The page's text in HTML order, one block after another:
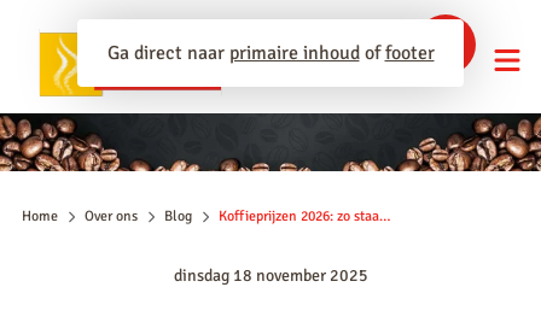
Ga direct naar primaire inhoudoffooter
Home Over ons Blog Koffieprijzen 2026: zo staat de markt ervoor
dinsdag 18 november 2025